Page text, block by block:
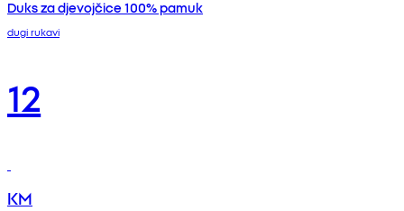
Duks za djevojčice 100% pamuk
dugi rukavi
12
KM